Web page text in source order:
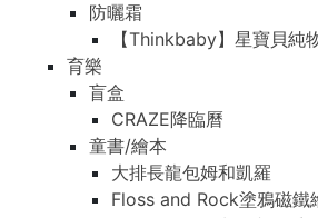
防曬霜
【Thinkbaby】星寶貝純
育樂
盲盒
CRAZE降臨曆
童書/繪本
大排長龍包姆和凱羅
Floss and Rock塗鴉磁鐵